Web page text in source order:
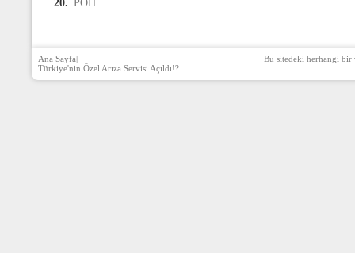
20. PÖH
Ana Sayfa|
Türkiye'nin Özel Arıza Servisi Açıldı!?
Bu sitedeki herhangi bir